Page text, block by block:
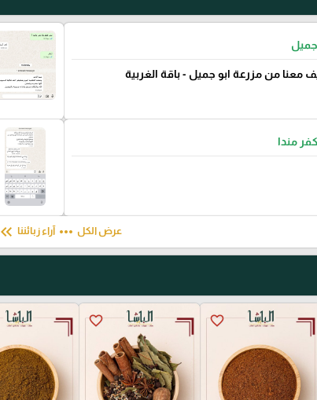
معنا من مزرعة ابو جميل - باقة الغربية
مندا
عرض الكل more_horiz آراء زبائننا keyboard_double_arrow_left
favorite_border
favorite_border